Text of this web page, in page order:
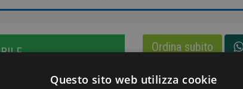
Ordina subito
Metodi di pagamento:
Questo sito web utilizza cookie